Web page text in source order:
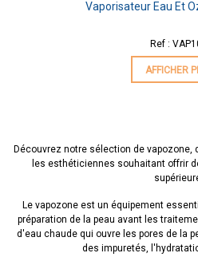
Vaporisateur Eau Et
Ref :
AFFICHER
Découvrez notre sélection de vapozone,
les esthéticiennes souhaitant offrir
Le vapozone est un équipement
préparation de la peau avant les
d'eau chaude qui ouvre les pores de la
des impuretés,